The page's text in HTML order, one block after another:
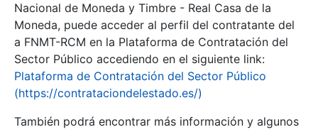
Nacional de Moneda y Timbre - Real Casa de la
Moneda, puede acceder al perfil del contratante del
a FNMT-RCM en la Plataforma de Contratación del
Sector Público accediendo en el siguiente link:
Plataforma de Contratación del Sector Público
(https://contrataciondelestado.es/)
También podrá encontrar más información y algunos